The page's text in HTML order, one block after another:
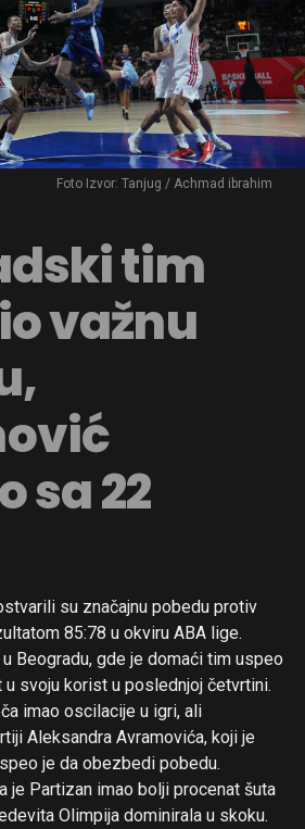
Foto Izvor: Tanjug / Achmad ibrahim
tim
važnu
sa 22
su značajnu pobedu protiv
85:78 u okviru ABA lige.
Beogradu, gde je domaći tim uspeo
svoju korist u poslednjoj četvrtini.
imao oscilacije u igri, ali
Aleksandra Avramovića, koji je
je da obezbedi pobedu.
je Partizan imao bolji procenat šuta
Olimpija dominirala u skoku.